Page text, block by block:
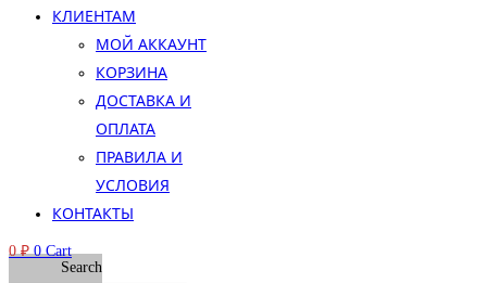
КЛИЕНТАМ
МОЙ АККАУНТ
КОРЗИНА
ДОСТАВКА И
ОПЛАТА
ПРАВИЛА И
УСЛОВИЯ
КОНТАКТЫ
0₽ 0 Cart
Search